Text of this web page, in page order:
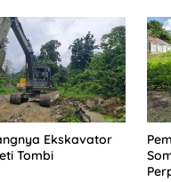
Ekskavator
Tombi